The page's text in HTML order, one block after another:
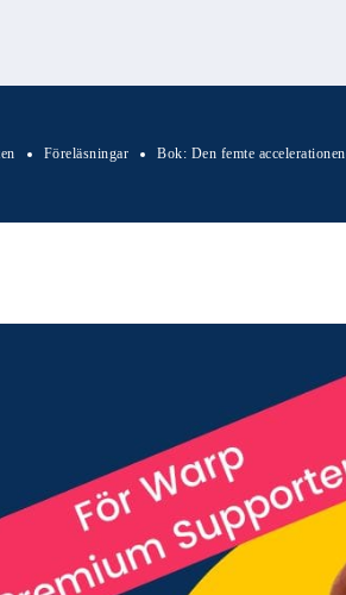
Föreläsningar Bok: Den femte accelerationen